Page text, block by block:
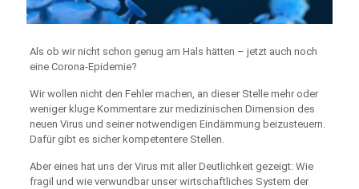
Als ob wir nicht schon genug am Hals hätten – jetzt auch noch
eine Corona-Epidemie?
Wir wollen nicht den Fehler machen, an dieser Stelle mehr oder
weniger kluge Kommentare zur medizinischen Dimension des
neuen Virus und seiner notwendigen Eindämmung beizusteuern.
Dafür gibt es sicher kompetentere Stellen.
Aber eines hat uns der Virus mit aller Deutlichkeit gezeigt: Wie
fragil und wie verwundbar unser wirtschaftliches System der